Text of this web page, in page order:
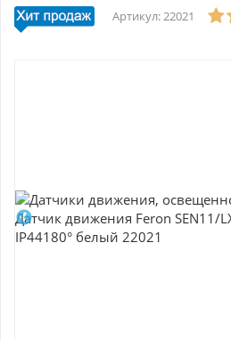
Артикул: 22021